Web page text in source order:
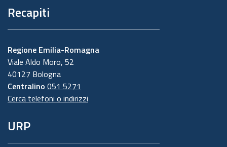
Recapiti
Regione Emilia-Romagna
Viale Aldo Moro, 52
40127 Bologna
Centralino 051 5271
Cerca telefoni o indirizzi
URP